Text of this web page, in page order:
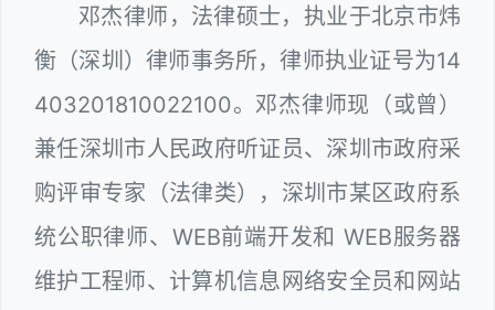
邓杰律师，法律硕士，执业于北京市炜
衡（深圳）律师事务所，律师执业证号为14
403201810022100。邓杰律师现（或曾）
兼任深圳市人民政府听证员、深圳市政府采
购评审专家（法律类），深圳市某区政府系
统公职律师、WEB前端开发和 WEB服务器
维护工程师、计算机信息网络安全员和网站